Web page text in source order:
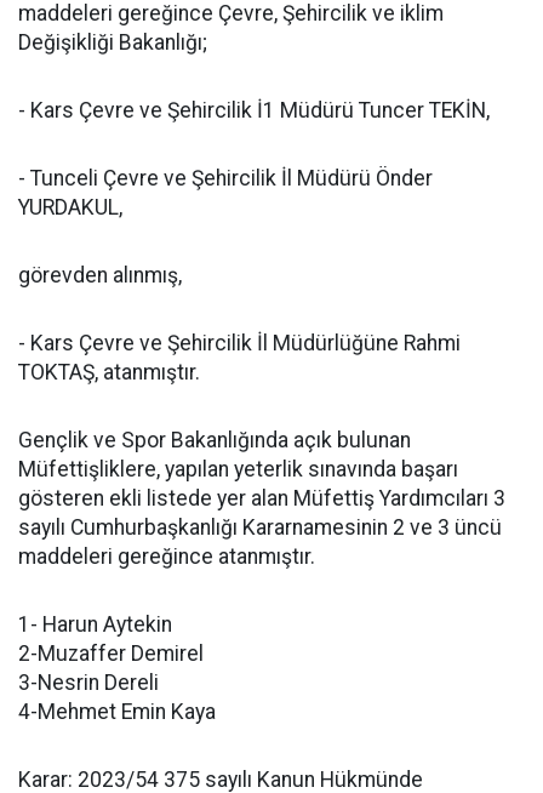
maddeleri gereğince Çevre, Şehircilik ve iklim
Değişikliği Bakanlığı;
- Kars Çevre ve Şehircilik İ1 Müdürü Tuncer TEKİN,
- Tunceli Çevre ve Şehircilik İl Müdürü Önder
YURDAKUL,
görevden alınmış,
- Kars Çevre ve Şehircilik İl Müdürlüğüne Rahmi
TOKTAŞ, atanmıştır.
Gençlik ve Spor Bakanlığında açık bulunan
Müfettişliklere, yapılan yeterlik sınavında başarı
gösteren ekli listede yer alan Müfettiş Yardımcıları 3
sayılı Cumhurbaşkanlığı Kararnamesinin 2 ve 3 üncü
maddeleri gereğince atanmıştır.
1- Harun Aytekin
2-Muzaffer Demirel
3-Nesrin Dereli
4-Mehmet Emin Kaya
Karar: 2023/54 375 sayılı Kanun Hükmünde